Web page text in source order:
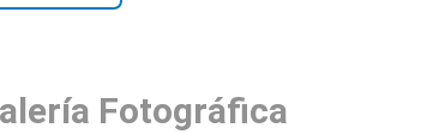
Fotográfica